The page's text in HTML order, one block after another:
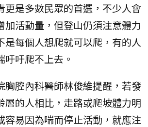
更是多數民眾的首選，不少人會
加活動量，但登山仍須注意體力
是每個人想爬就可以爬，有的人
吁爬不上去。
胸腔內科醫師林俊維提醒，若發
層的人相比，走路或爬坡體力明
容易因為喘而停止活動，就應注